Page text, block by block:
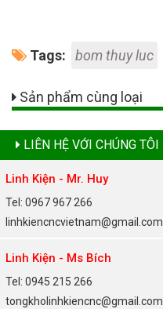
Tags: bom thuy luc
Sản phẩm cùng loại
LIÊN HỆ VỚI CHÚNG TÔI
Linh Kiện - Mr. Huy
Tel: 0967 967 266
linhkiencncvietnam@gmail.com
Linh Kiện - Ms Bích
Tel: 0945 215 266
tongkholinhkiencnc@gmail.com